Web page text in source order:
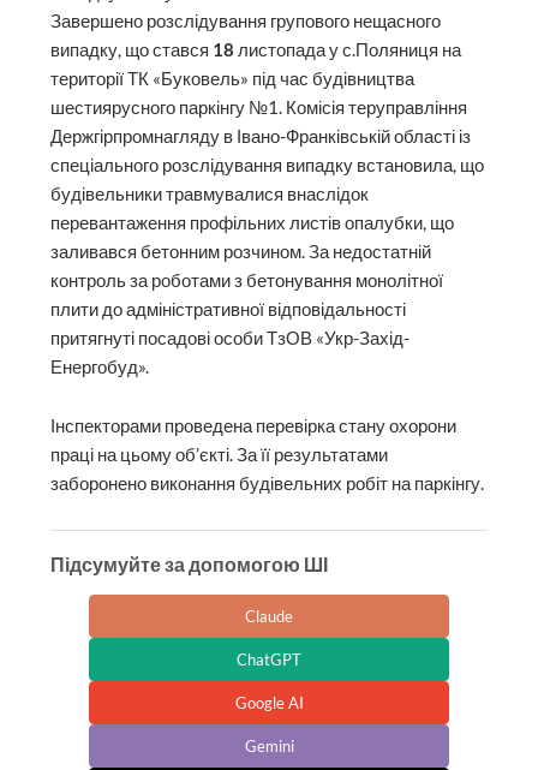
Завершено розслідування групового нещасного
випадку, що стався 18 листопада у с.Поляниця на
території ТК «Буковель» під час будівництва
шестиярусного паркінгу №1. Комісія теруправління
Держгірпромнагляду в Івано-Франківській області із
спеціального розслідування випадку встановила, що
будівельники травмувалися внаслідок
перевантаження профільних листів опалубки, що
заливався бетонним розчином. За недостатній
контроль за роботами з бетонування монолітної
плити до адміністративної відповідальності
притягнуті посадові особи ТзОВ «Укр-Захід-
Енергобуд».
Інспекторами проведена перевірка стану охорони
праці на цьому об’єкті. За її результатами
заборонено виконання будівельних робіт на паркінгу.
Підсумуйте за допомогою ШІ
Claude
ChatGPT
Google AI
Gemini